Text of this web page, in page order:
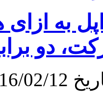
به ازای
دو
در